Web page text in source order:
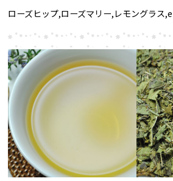
ローズヒップ,ローズマリー,レモングラス